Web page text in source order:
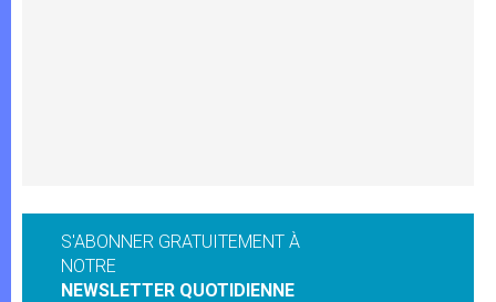
S'ABONNER GRATUITEMENT À
NOTRE
NEWSLETTER QUOTIDIENNE